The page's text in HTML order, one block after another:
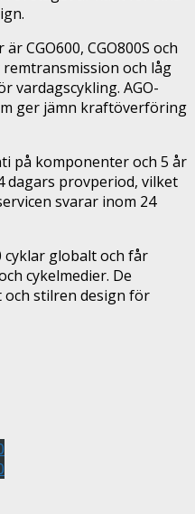
CGO600, CGO800S och
remtransmission och låg
vardagscykling. AGO-
ger jämn kraftöverföring
på komponenter och 5 år
dagars provperiod, vilket
svarar inom 24
cyklar globalt och får
cykelmedier. De
stilren design för